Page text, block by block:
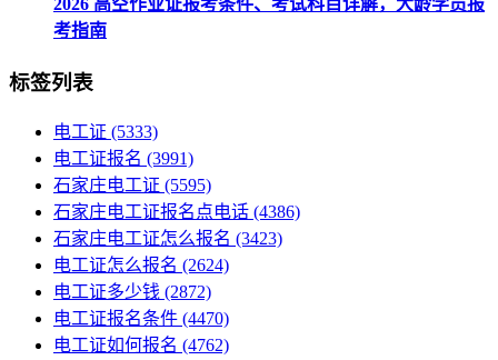
考指南
标签列表
电工证 (5333)
电工证报名 (3991)
石家庄电工证 (5595)
石家庄电工证报名点电话 (4386)
石家庄电工证怎么报名 (3423)
电工证怎么报名 (2624)
电工证多少钱 (2872)
电工证报名条件 (4470)
电工证如何报名 (4762)